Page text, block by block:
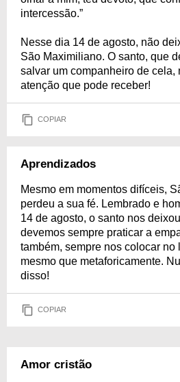
intercessão.”
Nesse dia 14 de agosto, não
São Maximiliano. O santo, que
salvar um companheiro de cela,
atenção que pode receber!
COPIAR
Aprendizados
Mesmo em momentos difíceis,
perdeu a sua fé. Lembrado e
14 de agosto, o santo nos
devemos sempre praticar a
também, sempre nos colocar no
mesmo que metaforicamente.
disso!
COPIAR
Amor cristão